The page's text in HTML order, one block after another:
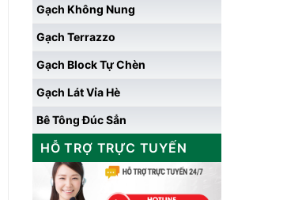
Gạch Không Nung
Gạch Terrazzo
Gạch Block Tự Chèn
Gạch Lát Vỉa Hè
Bê Tông Đúc Sẳn
HỖ TRỢ TRỰC TUYẾN